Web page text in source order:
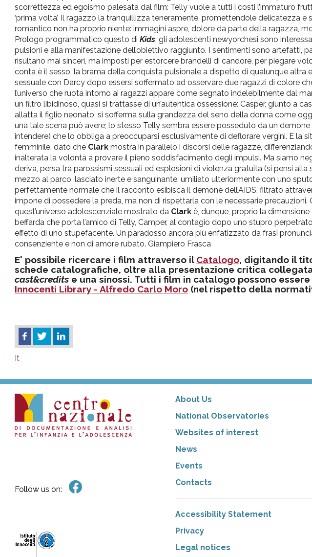
scorrettezza ed egoismo palesata dal film: Telly vuole a tutti i costi l’immaturo
‘prima volta’. Il ragazzo la tranquillizza teneramente, promettendole delicatezza e
romantico non ha proprio niente: immagini aspre, dolore da parte della ragazza,
Prologo programmatico questo di Kids: gli adolescenti newyorchesi sono
pulsioni e alla manifestazione dell’obiettivo raggiunto. I sentimenti sono artefatti,
risultano mai sinceri, ma imposti per estorcere brandelli di candore, per piegare
conta è il sesso, la brama della conquista pulsionale a dispetto di qualunque altra
sessuale con Darcy dopo essersi soffermato ad osservare due ragazzi di colore
l’universo che ruota intorno ai ragazzi appare come segnato indelebilmente dal
un filtro libidinoso, quasi si trattasse di un’autentica ossessione: Casper, giunto a
allatta il figlio neonato, si sofferma sulla grandezza del seno della donna come
una tale scena può avere; lo stesso Telly sembra essere posseduto da un
intendere) che lo obbliga a preoccuparsi esclusivamente di deflorare vergini. E la
femminile, dato che Clark mostra in parallelo i discorsi delle ragazze,
inalterata la volontà a provare il pieno soddisfacimento degli impulsi. Ma siamo
deriva, persa tra parossismi sessuali ed esplosioni di violenza gratuita (si pensi
mezzo al parco, lasciato inerte e sanguinante, umiliato ulteriormente con uno
perfettamente normale che il racconto esibisca il demone dell’AIDS, filtrato
impone di possedere la preda, ma non di rispettarla con le necessarie
quest’universo adolescenziale mostrato da Clark è, dunque, proprio la
beffarda che porta l’amico di Telly, Camper, al contagio dopo uno stupro
effetto di uno stupefacente. Un paradosso ancora più enfatizzato da frasi
consenziente e non di amore rubato. Giampiero Frasca
E' possibile ricercare i film attraverso il Catalogo, digitando il
schede catalografiche, oltre alla presentazione critica
cast&credits e una sinossi. Tutti i film in catalogo possono
Innocenti Library - Alfredo Carlo Moro (nel rispetto della
It
Follow us on:
About Us
National Observatories
Websites of interest
News
Events
Contacts
Accessibility Statement
Privacy
Legal notices